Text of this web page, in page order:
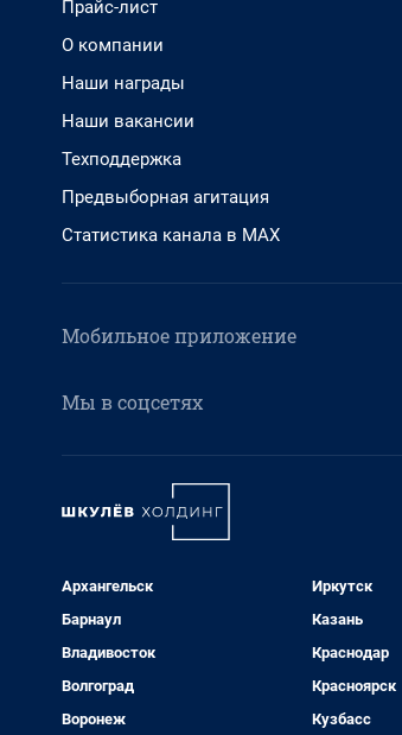
Прайс-лист
О компании
Наши награды
Наши вакансии
Техподдержка
Предвыборная агитация
Статистика канала в MAX
Мобильное приложение
Мы в соцсетях
Архангельск
Барнаул
Владивосток
Волгоград
Воронеж
Иркутск
Казань
Краснодар
Красноярск
Кузбасс